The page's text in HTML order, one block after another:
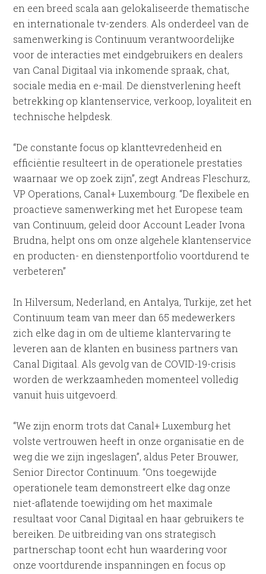
en een breed scala aan gelokaliseerde thematische
en internationale tv-zenders. Als onderdeel van de
samenwerking is Continuum verantwoordelijke
voor de interacties met eindgebruikers en dealers
van Canal Digitaal via inkomende spraak, chat,
sociale media en e-mail. De dienstverlening heeft
betrekking op klantenservice, verkoop, loyaliteit en
technische helpdesk.
“De constante focus op klanttevredenheid en
efficiëntie resulteert in de operationele prestaties
waarnaar we op zoek zijn”, zegt Andreas Fleschurz,
VP Operations, Canal+ Luxembourg. “De flexibele en
proactieve samenwerking met het Europese team
van Continuum, geleid door Account Leader Ivona
Brudna, helpt ons om onze algehele klantenservice
en producten- en dienstenportfolio voortdurend te
verbeteren”
In Hilversum, Nederland, en Antalya, Turkije, zet het
Continuum team van meer dan 65 medewerkers
zich elke dag in om de ultieme klantervaring te
leveren aan de klanten en business partners van
Canal Digitaal. Als gevolg van de COVID-19-crisis
worden de werkzaamheden momenteel volledig
vanuit huis uitgevoerd.
“We zijn enorm trots dat Canal+ Luxemburg het
volste vertrouwen heeft in onze organisatie en de
weg die we zijn ingeslagen”, aldus Peter Brouwer,
Senior Director Continuum. “Ons toegewijde
operationele team demonstreert elke dag onze
niet-aflatende toewijding om het maximale
resultaat voor Canal Digitaal en haar gebruikers te
bereiken. De uitbreiding van ons strategisch
partnerschap toont echt hun waardering voor
onze voortdurende inspanningen en focus op